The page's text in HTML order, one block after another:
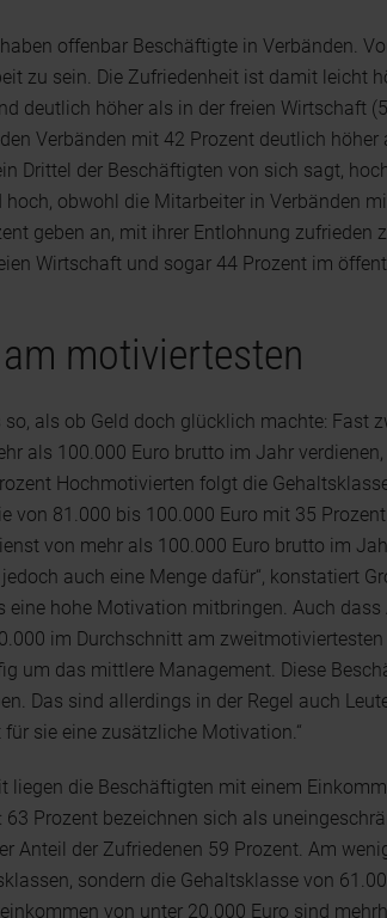
offenbar Beschäftigte in Verbänden.
zu sein. Die Zufriedenheit ist damit leicht
deutlich höher als in der freien Wirtschaft
Verbänden mit 42 Prozent deutlich höher
Drittel der Beschäftigten von sich sagt,
obwohl die Mitarbeiter in Verbänden
geben an, mit ihrer Entlohnung zufrieden
Wirtschaft und sogar 44 Prozent im
motiviertesten
als ob Geld doch glücklich machte: Fast
als 100.000 Euro brutto im Jahr
Hochmotivierten folgt die
von 81.000 bis 100.000 Euro mit 35 Prozent.
von mehr als 100.000 Euro brutto im
auch eine Menge dafür“, konstatiert
eine hohe Motivation mitbringen. Auch
im Durchschnitt am
um das mittlere Management. Diese
Das sind allerdings in der Regel auch
sie eine zusätzliche Motivation.“
liegen die Beschäftigten mit einem
Prozent bezeichnen sich als
Anteil der Zufriedenen 59 Prozent. Am
sondern die Gehaltsklasse von
von unter 20.000 Euro sind